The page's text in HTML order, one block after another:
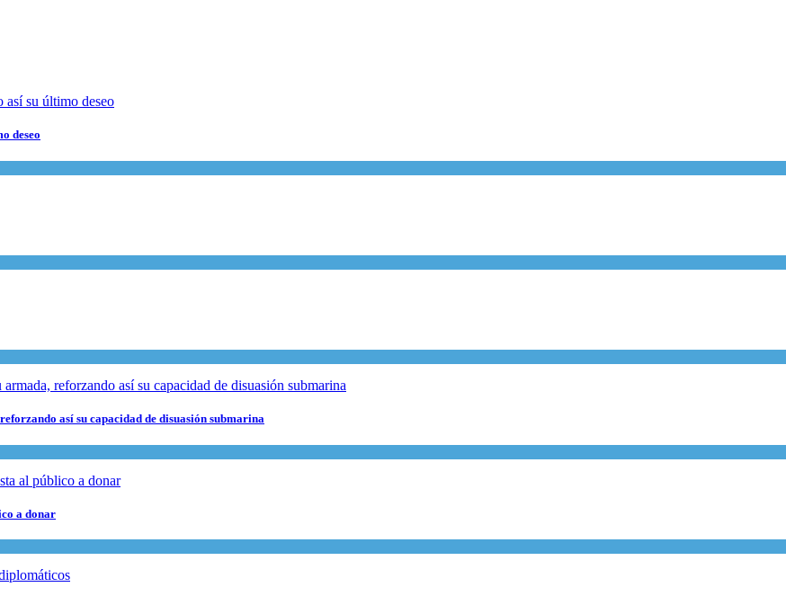
deseo
así su capacidad de disuasión submarina
a donar